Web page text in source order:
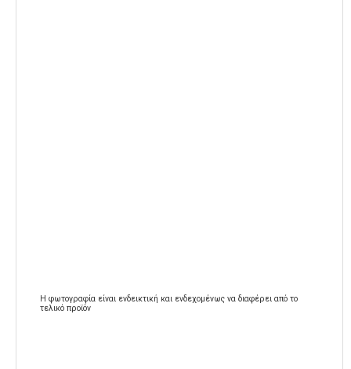
Η φωτογραφία είναι ενδεικτική και ενδεχομένως να διαφέρει από το
τελικό προϊόν